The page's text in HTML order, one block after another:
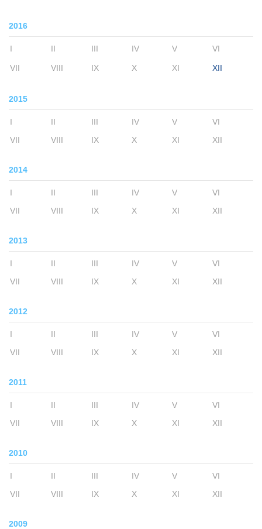
2016
I II III IV V VI
VII VIII IX X XI XII
2015
I II III IV V
VI
VII
VIII IX X XI XII
2014
I II III IV V
VI
VII
VIII IX X XI XII
2013
I II III IV V
VI
VII
VIII IX X XI XII
2012
I II III IV V
VI
VII
VIII IX X XI XII
2011
I II III IV V
VI
VII
VIII IX X XI XII
2010
I II III IV V
VI
VII
VIII IX X XI XII
2009